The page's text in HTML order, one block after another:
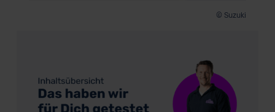
© Suzuki